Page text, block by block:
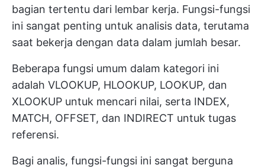
bagian tertentu dari lembar kerja. Fungsi-fungsi
ini sangat penting untuk analisis data, terutama
saat bekerja dengan data dalam jumlah besar.
Beberapa fungsi umum dalam kategori ini
adalah VLOOKUP, HLOOKUP, LOOKUP, dan
XLOOKUP untuk mencari nilai, serta INDEX,
MATCH, OFFSET, dan INDIRECT untuk tugas
referensi.
Bagi analis, fungsi-fungsi ini sangat berguna